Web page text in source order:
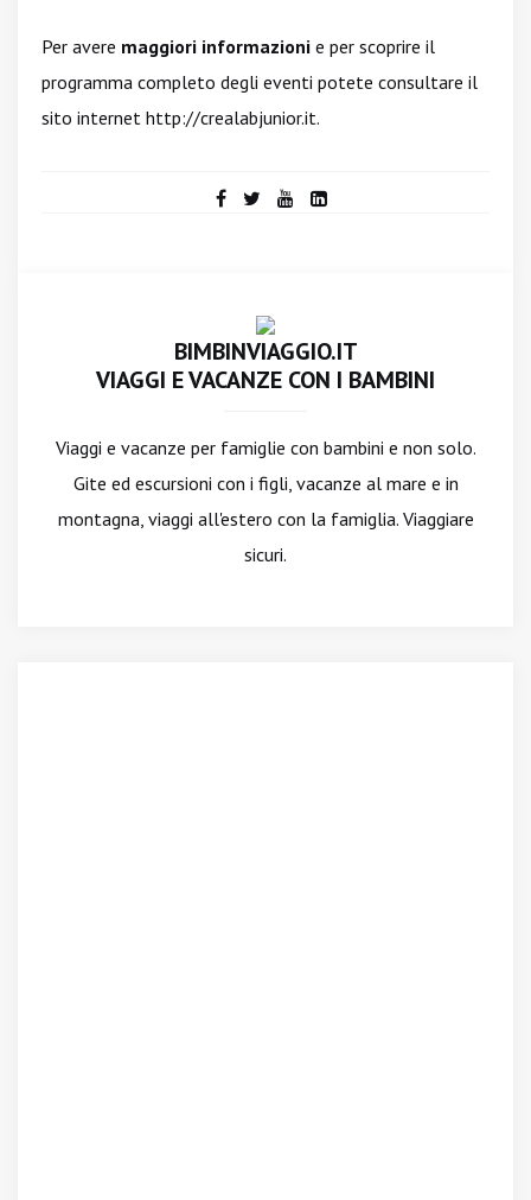
Per avere maggiori informazioni e per scoprire il
programma completo degli eventi potete consultare il
sito internet http://crealabjunior.it.
BIMBINVIAGGIO.IT
VIAGGI E VACANZE CON I BAMBINI
Viaggi e vacanze per famiglie con bambini e non solo.
Gite ed escursioni con i figli, vacanze al mare e in
montagna, viaggi all'estero con la famiglia. Viaggiare
sicuri.